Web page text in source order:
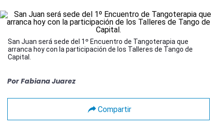
San Juan será sede del 1º Encuentro de Tangoterapia que
arranca hoy con la participación de los Talleres de Tango de
Capital.
Por Fabiana Juarez
Compartir